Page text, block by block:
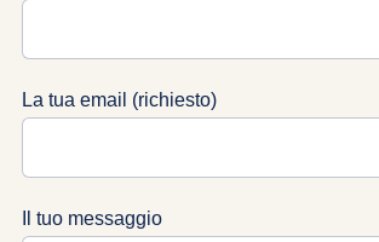
La tua email (richiesto)
Il tuo messaggio